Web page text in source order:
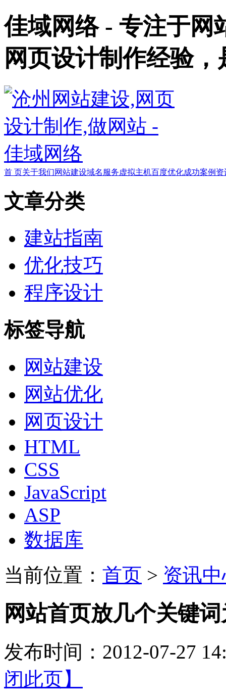
佳域网络 - 专注于网
网页设计制作经验
首 页关于我们网站建设域名服务虚拟主机百度优化成功案例 资
文章分类
建站指南
优化技巧
程序设计
标签导航
网站建设
网站优化
网页设计
HTML
CSS
JavaScript
ASP
数据库
当前位置： 首页 > 资讯
网站首页放几个关键
发布时间：2012-07-27
闭此页】